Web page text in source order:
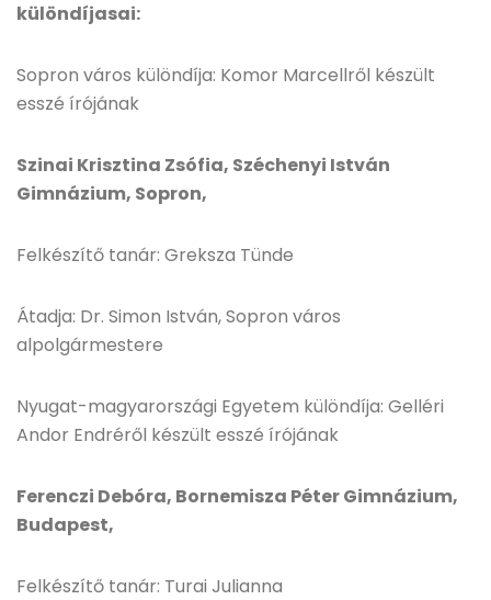
különdíjasai:
Sopron város különdíja: Komor Marcellről készült
esszé írójának
Szinai Krisztina Zsófia, Széchenyi István
Gimnázium, Sopron,
Felkészítő tanár: Greksza Tünde
Átadja: Dr. Simon István, Sopron város
alpolgármestere
Nyugat-magyarországi Egyetem különdíja: Gelléri
Andor Endréről készült esszé írójának
Ferenczi Debóra, Bornemisza Péter Gimnázium,
Budapest,
Felkészítő tanár: Turai Julianna